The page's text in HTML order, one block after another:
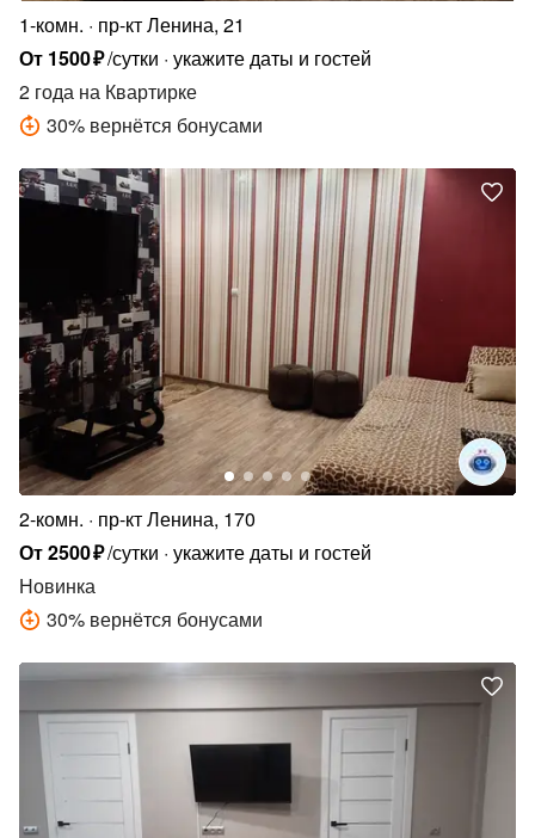
1-комн.
пр-кт Ленина, 21
От 1500₽/сутки укажите даты и гостей
2 года на Квартирке
30% вернётся бонусами
2-комн.
пр-кт Ленина, 170
От2500₽/сутки укажите даты и гостей
Новинка
30% вернётся бонусами